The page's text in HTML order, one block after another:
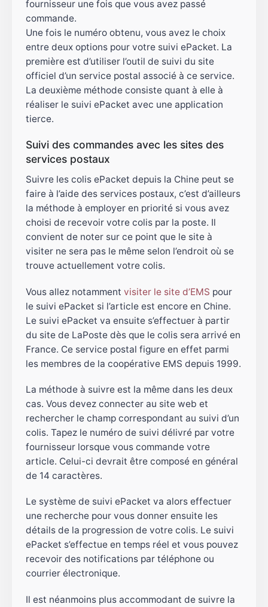
fournisseur une fois que vous avez passé
commande.
Une fois le numéro obtenu, vous avez le choix
entre deux options pour votre suivi ePacket. La
première est d’utiliser l’outil de suivi du site
officiel d’un service postal associé à ce service.
La deuxième méthode consiste quant à elle à
réaliser le suivi ePacket avec une application
tierce.
Suivi des commandes avec les sites des
services postaux
Suivre les colis ePacket depuis la Chine peut se
faire à l’aide des services postaux, c’est d’ailleurs
la méthode à employer en priorité si vous avez
choisi de recevoir votre colis par la poste. Il
convient de noter sur ce point que le site à
visiter ne sera pas le même selon l’endroit où se
trouve actuellement votre colis.
Vous allez notammentvisiter le site d’EMS pour
le suivi ePacket si l’article est encore en Chine.
Le suivi ePacket va ensuite s’effectuer à partir
du site de LaPoste dès que le colis sera arrivé en
France. Ce service postal figure en effet parmi
les membres de la coopérative EMS depuis 1999.
La méthode à suivre est la même dans les deux
cas. Vous devez connecter au site web et
rechercher le champ correspondant au suivi d’un
colis. Tapez le numéro de suivi délivré par votre
fournisseur lorsque vous commande votre
article. Celui-ci devrait être composé en général
de 14 caractères.
Le système de suivi ePacket va alors effectuer
une recherche pour vous donner ensuite les
détails de la progression de votre colis. Le suivi
ePacket s’effectue en temps réel et vous pouvez
recevoir des notifications par téléphone ou
courrier électronique.
Il est néanmoins plus accommodant de suivre la